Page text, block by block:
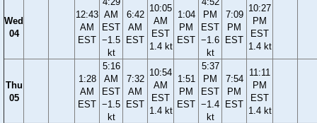
Wed
04
12:43
AM
EST
AM
EST
−1.5
kt
6:42
AM
EST
10:05
AM
EST
1.4 kt
1:04
PM
EST
PM
EST
−1.6
kt
7:09
PM
EST
10:27
PM
EST
1.4 kt
Thu
05
1:28
AM
EST
5:16
AM
EST
−1.5
kt
7:32
AM
EST
10:54
AM
EST
1.4 kt
1:51
PM
EST
5:37
PM
EST
−1.4
kt
7:54
PM
EST
11:11
PM
EST
1.4 kt